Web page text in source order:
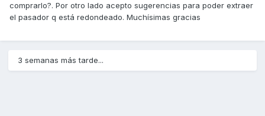
comprarlo?. Por otro lado acepto sugerencias para poder extraer
el pasador q está redondeado. Muchísimas gracias
3 semanas más tarde...